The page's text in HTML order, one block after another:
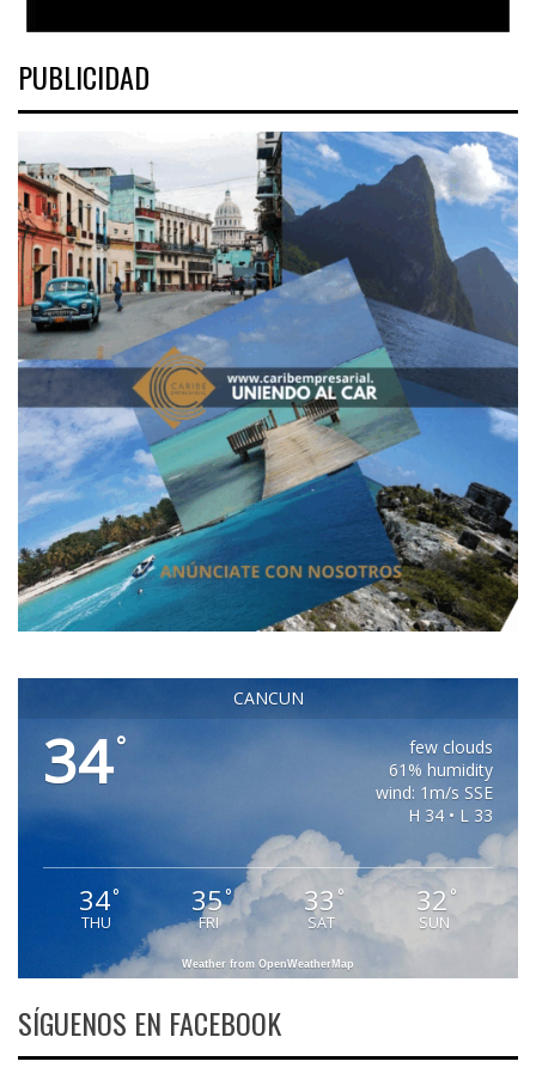
PUBLICIDAD
CANCUN
34°
few clouds
61% humidity
wind: 1m/s SSE
H 34 • L 33
34°
THU
35°
FRI
33 °
SAT
32 °
SUN
Weather from OpenWeatherMap
SÍGUENOS EN FACEBOOK